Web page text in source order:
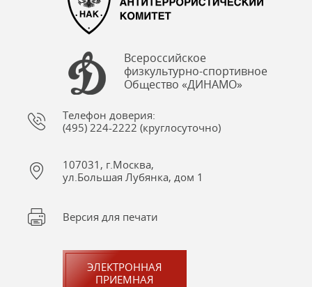
Всероссийское
физкультурно-спортивное
Общество «ДИНАМО»
Телефон доверия:
(495) 224-2222 (круглосуточно)
107031, г.Москва,
ул.Большая Лубянка, дом 1
Версия для печати
ЭЛЕКТРОННАЯ
ПРИЕМНАЯ